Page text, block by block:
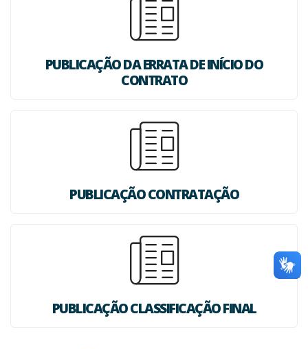
PUBLICAÇÃO DA ERRATA DE INÍCIO DO
CONTRATO
PUBLICAÇÃO CONTRATAÇÃO
PUBLICAÇÃO CLASSIFICAÇÃO FINAL